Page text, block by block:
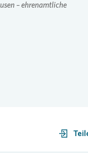
– ehrenamtliche